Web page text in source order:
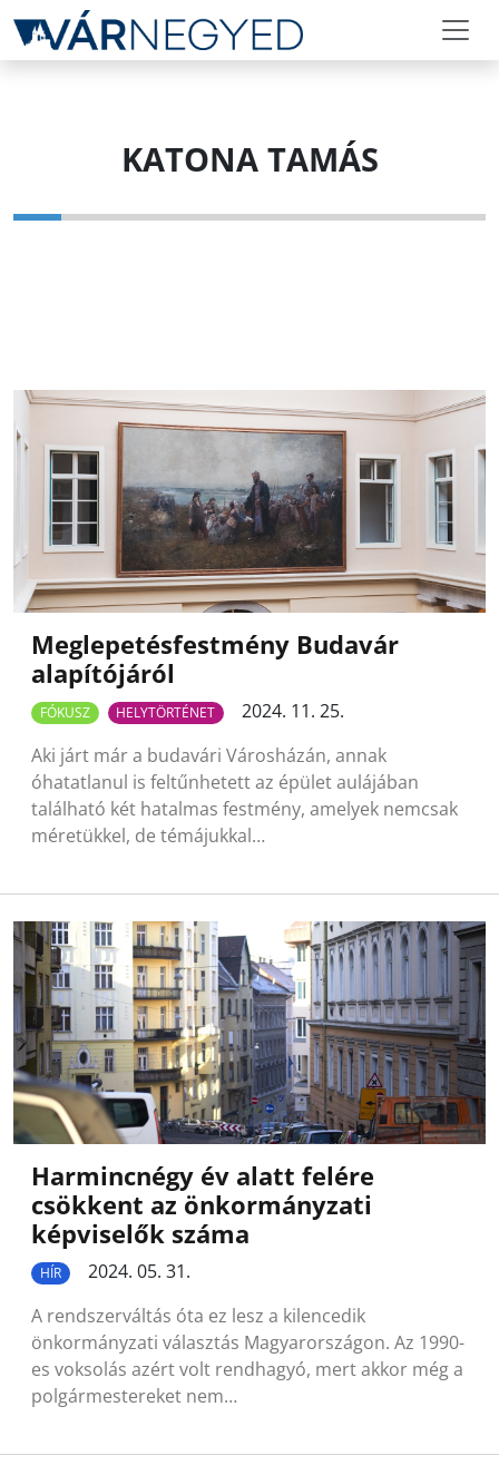
KATONA TAMÁS
Meglepetésfestmény Budavár
alapítójáról
FÓKUSZ HELYTÖRTÉNET
2024. 11. 25.
Aki járt már a budavári Városházán, annak
óhatatlanul is feltűnhetett az épület aulájában
található két hatalmas festmény, amelyek nemcsak
méretükkel, de témájukkal…
Harmincnégy év alatt felére
csökkent az önkormányzati
képviselők száma
HÍR
2024. 05. 31.
A rendszerváltás óta ez lesz a kilencedik
önkormányzati választás Magyarországon. Az 1990-
es voksolás azért volt rendhagyó, mert akkor még a
polgármestereket nem…